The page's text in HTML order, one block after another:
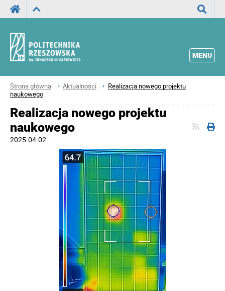
MENU
Strona główna Aktualności
Realizacja nowego projektu
naukowego
Realizacja nowego projektu
naukowego
2025-04-02